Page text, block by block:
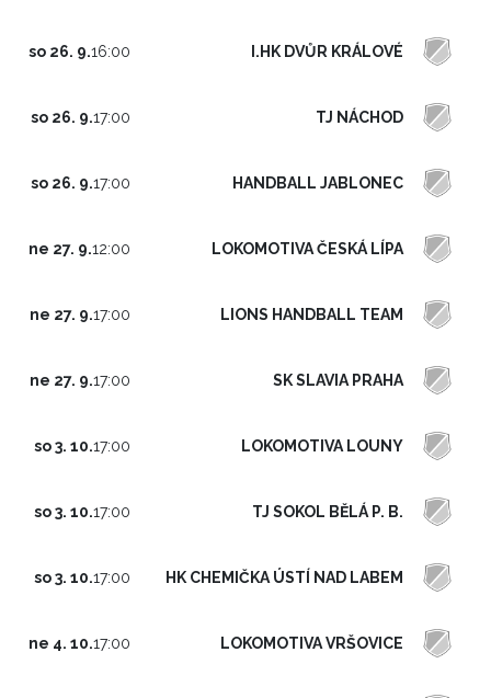
so 26. 9.16:00 I.HK DVŮR KRÁLOVÉ
so 26. 9.17:00 TJ NÁCHOD
so 26. 9.17:00 HANDBALL JABLONEC
ne 27. 9.12:00 LOKOMOTIVA ČESKÁ LÍPA
ne 27. 9.17:00 LIONS HANDBALL TEAM
ne 27. 9.17:00 SK SLAVIA PRAHA
so 3. 10.17:00 LOKOMOTIVA LOUNY
so 3. 10.17:00 TJ SOKOL BĚLÁ P. B.
so 3. 10.17:00 HK CHEMIČKA ÚSTÍ NAD LABEM
ne 4. 10.17:00 LOKOMOTIVA VRŠOVICE